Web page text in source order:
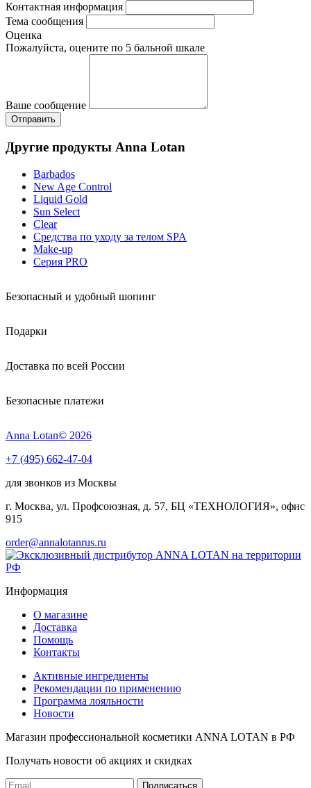
Контактная информация
Тема сообщения
Оценка
Пожалуйста, оцените по 5 бальной шкале
Ваше сообщение
Другие продукты Anna Lotan
Barbados
New Age Control
Liquid Gold
Sun Select
Clear
Средства по уходу за телом SPA
Make-up
Серия PRO
Безопасный и удобный шопинг
Подарки
Доставка по всей России
Безопасные платежи
Anna Lotan© 2026
+7 (495) 662-47-04
для звонков из Москвы
г. Москва, ул. Профсоюзная, д. 57, БЦ «ТЕХНОЛОГИЯ», офис
915
order@annalotanrus.ru
Информация
О магазине
Доставка
Помощь
Контакты
Активные ингредиенты
Рекомендации по применению
Программа лояльности
Новости
Магазин профессиональной косметики ANNA LOTAN в РФ
Получать новости об акциях и скидках
Подписаться